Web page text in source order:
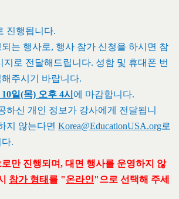
진행됩니다.
는 행사로, 행사 참가 신청을 하시면 참
지로 전달해드립니다. 성함 및 휴대폰 번
주시기 바랍니다.
일(목) 오후 4시 에 마감합니다.
하신 개인 정보가 강사에게 전달됩니
지 않는다면 Korea@EducationUSA.org로
다.
만 진행되며, 대면 행사를 운영하지 않
참가 형태 를 "온라인"으로 선택해 주세